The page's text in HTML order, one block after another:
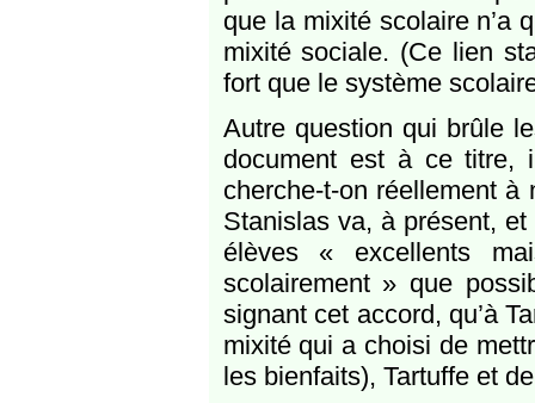
que la mixité scolaire n’a
mixité sociale. (Ce lien
fort que le système
Autre question qui brûle
document est à ce titre,
cherche-t-on réellement
Stanislas va, à présent,
élèves « excellents
scolairement » que
signant cet accord, qu’à
mixité qui a choisi de
les bienfaits), Tartuffe et